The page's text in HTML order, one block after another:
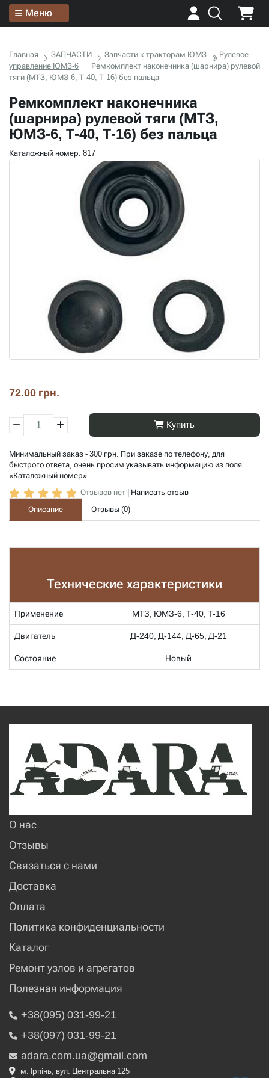
Меню
Главная ЗАПЧАСТИ Запчасти к тракторам ЮМЗ
Рулевое
управление ЮМЗ-6
Ремкомплект наконечника (шарнира) рулевой
тяги (МТЗ, ЮМЗ-6, Т-40, Т-16) без пальца
Ремкомплект наконечника
(шарнира) рулевой тяги (МТЗ,
ЮМЗ-6, Т-40, Т-16) без пальца
Каталожный номер: 817
72.00 грн.
Купить
Минимальный заказ - 300 грн. При заказе по телефону, для
быстрого ответа, очень просим указывать информацию из поля
«Каталожный номер»
Отзывов нет
Написать отзыв
Описание
Отзывы (0)
Технические характеристики
Применение МТЗ, ЮМЗ-6, Т-40, Т-16
Двигатель Д-240, Д-144, Д-65, Д-21
Состояние Новый
О нас
Отзывы
Связаться с нами
Доставка
Оплата
Политика конфиденциальности
Каталог
Ремонт узлов и агрегатов
Полезная информация
+38(095) 031-99-21
+38(097) 031-99-21
adara.com.ua@gmail.com
м. Ірпінь, вул. Центральна 125